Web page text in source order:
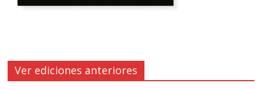
Ver ediciones anteriores